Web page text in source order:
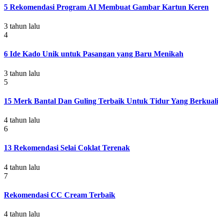
5 Rekomendasi Program AI Membuat Gambar Kartun Keren
3 tahun lalu
4
6 Ide Kado Unik untuk Pasangan yang Baru Menikah
3 tahun lalu
5
15 Merk Bantal Dan Guling Terbaik Untuk Tidur Yang
4 tahun lalu
6
13 Rekomendasi Selai Coklat Terenak
4 tahun lalu
7
Rekomendasi CC Cream Terbaik
4 tahun lalu